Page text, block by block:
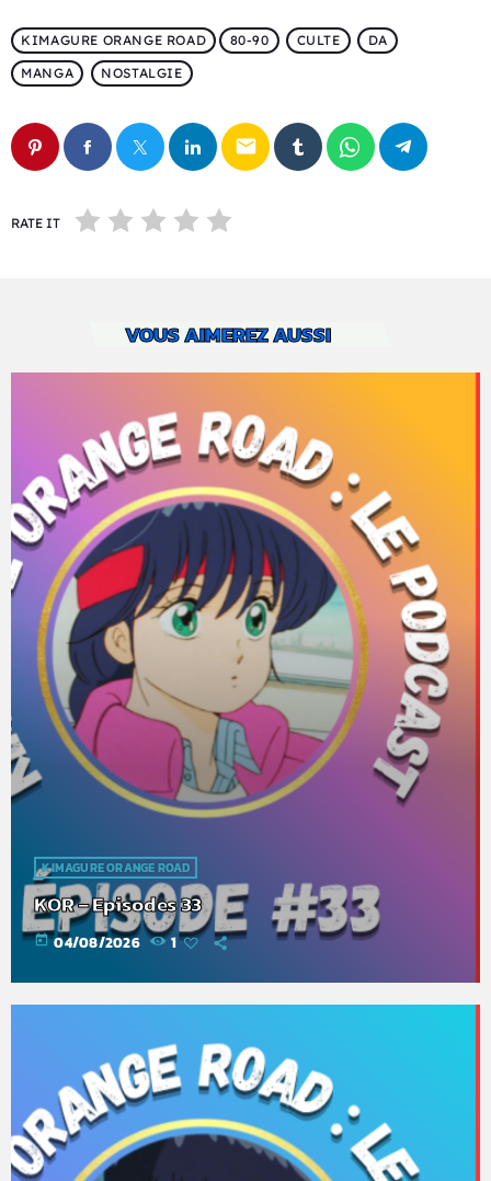
KIMAGURE ORANGE ROAD 80-90 CULTE
DA
MANGA
NOSTALGIE
email
RATE IT
VOUS AIMEREZ AUSSI
KIMAGURE ORANGE ROAD
KOR – Episodes 33
today 04/08/2026 1